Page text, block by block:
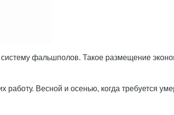
фальшполов. Такое размещение
Весной и осенью, когда требуется